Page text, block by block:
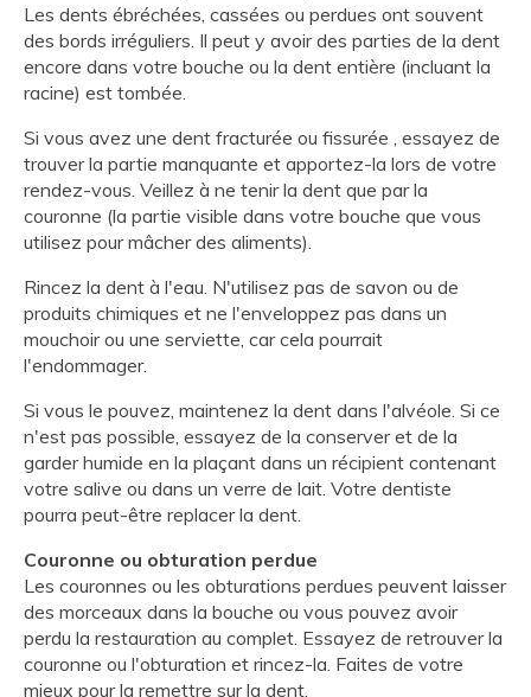
Les dents ébréchées, cassées ou perdues ont souvent
des bords irréguliers. Il peut y avoir des parties de la dent
encore dans votre bouche ou la dent entière (incluant la
racine) est tombée.
Si vous avez une dent fracturée ou fissurée , essayez de
trouver la partie manquante et apportez-la lors de votre
rendez-vous. Veillez à ne tenir la dent que par la
couronne (la partie visible dans votre bouche que vous
utilisez pour mâcher des aliments).
Rincez la dent à l'eau. N'utilisez pas de savon ou de
produits chimiques et ne l'enveloppez pas dans un
mouchoir ou une serviette, car cela pourrait
l'endommager.
Si vous le pouvez, maintenez la dent dans l'alvéole. Si ce
n'est pas possible, essayez de la conserver et de la
garder humide en la plaçant dans un récipient contenant
votre salive ou dans un verre de lait. Votre dentiste
pourra peut-être replacer la dent.
Couronne ou obturation perdue
Les couronnes ou les obturations perdues peuvent laisser
des morceaux dans la bouche ou vous pouvez avoir
perdu la restauration au complet. Essayez de retrouver la
couronne ou l'obturation et rincez-la. Faites de votre
mieux pour la remettre sur la dent.